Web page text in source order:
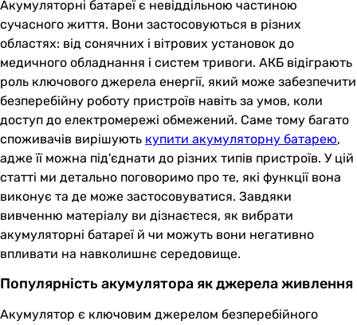
Акумуляторні батареї є невіддільною частиною
сучасного життя. Вони застосовуються в різних
областях: від сонячних і вітрових установок до
медичного обладнання і систем тривоги. АКБ відіграють
роль ключового джерела енергії, який може забезпечити
безперебійну роботу пристроїв навіть за умов, коли
доступ до електромережі обмежений. Саме тому багато
споживачів вирішують купити акумуляторну батарею,
адже її можна під'єднати до різних типів пристроїв. У цій
статті ми детально поговоримо про те, які функції вона
виконує та де може застосовуватися. Завдяки
вивченню матеріалу ви дізнаєтеся, як вибрати
акумуляторні батареї й чи можуть вони негативно
впливати на навколишнє середовище.
Популярність акумулятора як джерела живлення
Акумулятор є ключовим джерелом безперебійного